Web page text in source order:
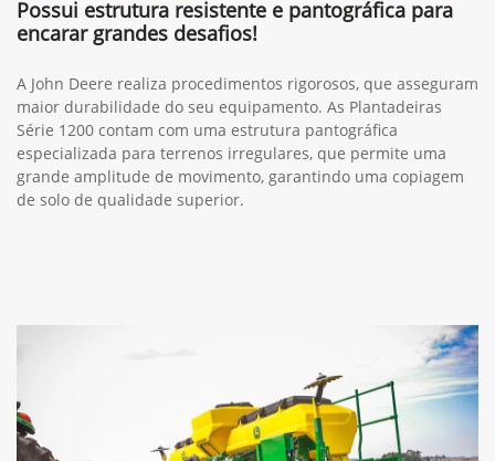
Possui estrutura resistente e pantográfica para
encarar grandes desafios!
A John Deere realiza procedimentos rigorosos, que asseguram
maior durabilidade do seu equipamento. As Plantadeiras
Série 1200 contam com uma estrutura pantográfica
especializada para terrenos irregulares, que permite uma
grande amplitude de movimento, garantindo uma copiagem
de solo de qualidade superior.